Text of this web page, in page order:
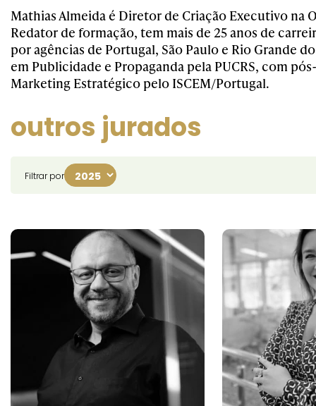
Mathias Almeida é Diretor de Criação Executivo na
Redator de formação, tem mais de 25 anos de
por agências de Portugal, São Paulo e Rio Grande
em Publicidade e Propaganda pela PUCRS, com
Marketing Estratégico pelo ISCEM/Portugal.
outros jurados
Filtrar por